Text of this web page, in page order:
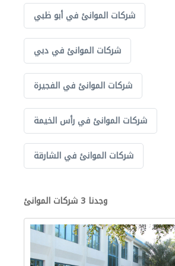
شركات الموانئ في أبو ظبي
شركات الموانئ في دبي
شركات الموانئ في الفجيرة
شركات الموانئ في رأس الخيمة
شركات الموانئ في الشارقة
وجدنا 3 شركات الموانئ